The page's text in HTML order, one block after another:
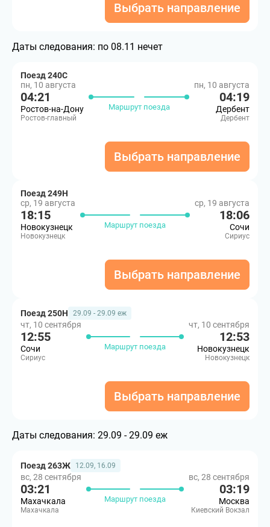
Выбрать направление
Даты следования: по 08.11 нечет
Поезд 240С
пн, 10 августа
04:21
Ростов-на-Дону
Ростов-главный
Маршрут поезда
пн, 10 августа
04:19
Дербент
Дербент
Выбрать направление
Поезд 249Н
ср, 19 августа
18:15
Новокузнецк
Новокузнецк
Маршрут поезда
ср, 19 августа
18:06
Сочи
Сириус
Выбрать направление
Поезд 250Н 29.09 - 29.09 еж
чт, 10 сентября
12:55
Сочи
Сириус
Маршрут поезда
чт, 10 сентября
12:53
Новокузнецк
Новокузнецк
Выбрать направление
Даты следования: 29.09 - 29.09 еж
Поезд 263Ж 12.09, 16.09
вс, 28 сентября
03:21
Махачкала
Махачкала
Маршрут поезда
вс, 28 сентября
03:19
Москва
Киевский Вокзал